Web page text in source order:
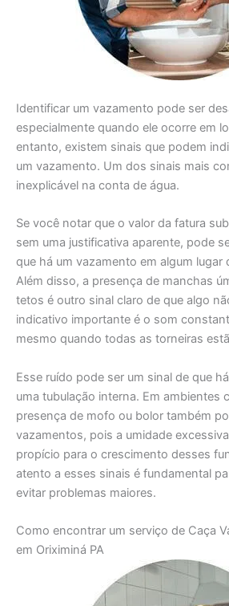
Identificar um vazamento pode ser
especialmente quando ele ocorre em
entanto, existem sinais que podem
um vazamento. Um dos sinais mais
inexplicável na conta de água.
Se você notar que o valor da fatura
sem uma justificativa aparente, pode
que há um vazamento em algum lugar
Além disso, a presença de manchas
tetos é outro sinal claro de que algo
indicativo importante é o som
mesmo quando todas as torneiras
Esse ruído pode ser um sinal de que
uma tubulação interna. Em ambientes
presença de mofo ou bolor também
vazamentos, pois a umidade
propício para o crescimento desses
atento a esses sinais é fundamental
evitar problemas maiores.
Como encontrar um serviço de Caça
em Oriximiná PA